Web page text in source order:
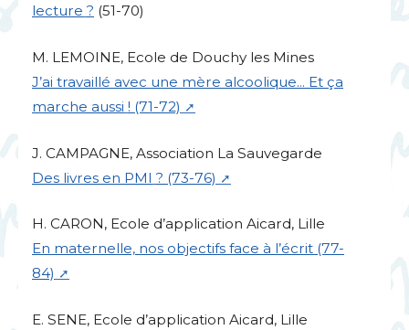
lecture ? (51-70)
M. LEMOINE, Ecole de Douchy les Mines
J’ai travaillé avec une mère alcoolique... Et ça
marche aussi ! (71-72)
J. CAMPAGNE, Association La Sauvegarde
Des livres en PMI ? (73-76)
H. CARON, Ecole d’application Aicard, Lille
En maternelle, nos objectifs face à l’écrit (77-
84)
E. SENE, Ecole d’application Aicard, Lille